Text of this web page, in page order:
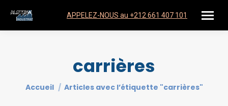
APPELEZ-NOUS au +212 661 407 101
carrières
Vous êtes ici :
Accueil Articles avec l’étiquette "carrières"